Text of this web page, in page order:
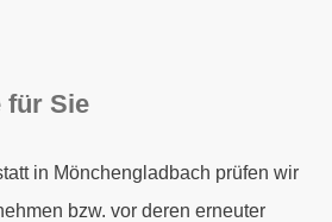
für Sie
in Mönchengladbach prüfen wir
bzw. vor deren erneuter